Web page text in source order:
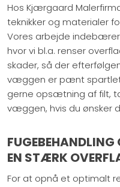
Hos Kjærgaard
teknikker og materialer
Vores arbejde
hvor vi bl.a. renser
skader, så der
væggen er pænt
gerne opsætning af filt,
væggen, hvis du ønsker
FUGEBEHANDLING
EN STÆRK
For at opnå et optimalt